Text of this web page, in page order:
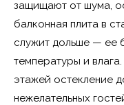
защищают от шума,
балконная плита в
служит дольше — ее
температуры и
этажей остекление
нежелательных